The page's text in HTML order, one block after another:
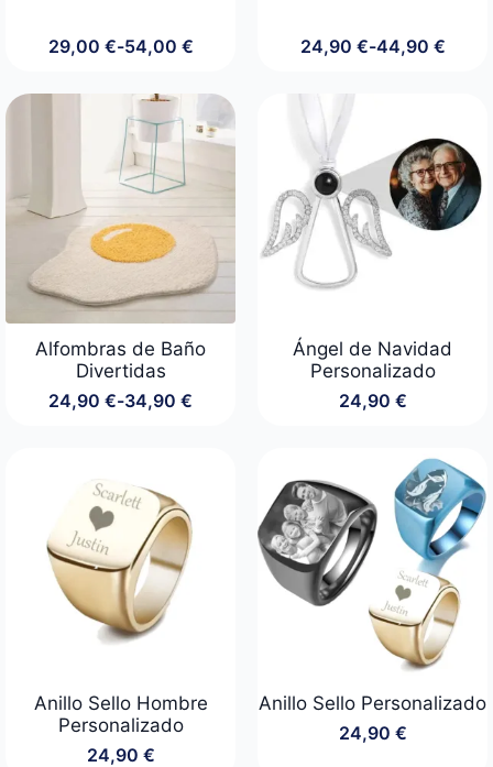
29,00 €-54,00 €
Rango
precios:
desde
29,00 €
hasta
54,00 €
24,90 €-44,90 €
Rango
24,90 €
hasta
44,90 €
Alfombras de Baño
Divertidas
24,90 €-34,90 €
Rango
24,90 €
hasta
34,90 €
Ángel de Navidad
Personalizado
24,90 €
Anillo Sello Hombre
Personalizado
24,90 €
Anillo Sello Personalizado
24,90 €